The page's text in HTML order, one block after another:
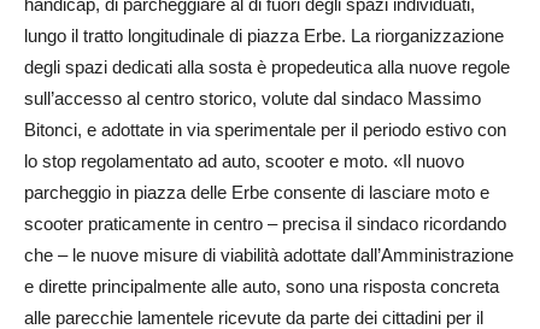
handicap, di parcheggiare al di fuori de­gli spazi individuati,
lungo il tratto longitudinale di piazza Erbe. La riorganizzazione
degli spazi dedicati alla sosta è propedeutica alla nuove regole
sull’accesso al centro storico, volute dal sindaco Mas­­­simo
Bitonci, e adottate in via sperimentale per il periodo es­tivo con
lo stop regolamentato ad auto, scooter e moto. «Il nuovo
parcheggio in piazza delle Erbe consente di la­sciare moto e
scooter pratica­men­te in centro – precisa il sindaco ricordando
che – le nuove mi­su­re di viabilità adottate dall’Am­ministrazione
e dirette principalmente alle auto, sono una risposta concreta
alle parecchie la­mentele ricevute da parte dei cittadini per il